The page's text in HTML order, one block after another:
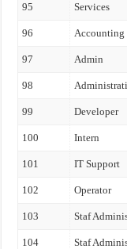
95 Services
96 Accounting
97 Admin
98
99 Developer
100 Intern
101 IT Support
102 Operator
103 Staf
104 Staf